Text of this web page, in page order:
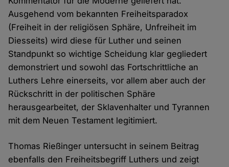
Ausgehend vom bekannten Freiheitsparadox
(Freiheit in der religiösen Sphäre, Unfreiheit im
Diesseits) wird diese für Luther und seinen
Standpunkt so wichtige Scheidung klar gegliedert
demonstriert und sowohl das Fortschrittliche an
Luthers Lehre einerseits, vor allem aber auch der
Rückschritt in der politischen Sphäre
herausgearbeitet, der Sklavenhalter und Tyrannen
mit dem Neuen Testament legitimiert.
Thomas Rießinger untersucht in seinem Beitrag
ebenfalls den Freiheitsbegriff Luthers und zeigt